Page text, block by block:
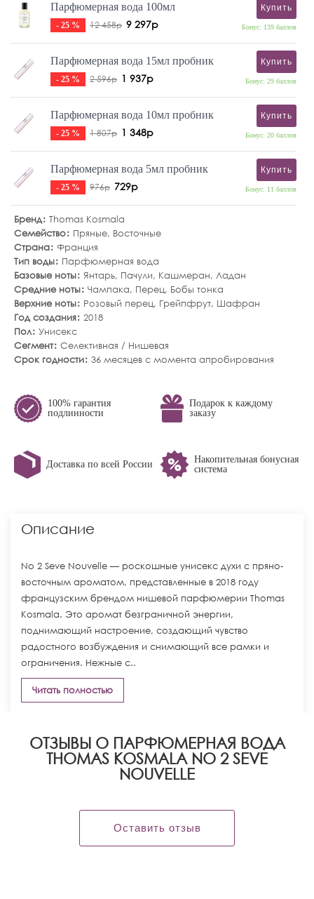
Парфюмерная вода 100мл
- 25 % 12 458р 9 297р
Купить
Бонус: 139 баллов
Парфюмерная вода 15мл пробник
- 25 % 2 596р 1 937р
Купить
Бонус: 29 баллов
Парфюмерная вода 10мл пробник
- 25 % 1 807р 1 348р
Купить
Бонус: 20 баллов
Парфюмерная вода 5мл пробник
- 25 % 976р 729р
Купить
Бонус: 11 баллов
Бренд Thomas Kosmala
Семейство
Пряные, Восточные
Страна Франция
Тип воды
Парфюмерная вода
Базовые ноты Янтарь, Пачули, Кашмеран, Ладан
Средние ноты Чампака, Перец, Бобы тонка
Верхние ноты
Розовый перец, Грейпфрут, Шафран
Год создания 2018
Пол Унисекс
Сегмент Селективная / Нишевая
Срок годности 36 месяцев с момента апробирования
100% гарантия
подлинности
Подарок к каждому
заказу
Доставка по всей России
Накопительная бонусная
система
Описание
No 2 Seve Nouvelle — роскошные унисекс духи с пряно-
восточным ароматом, представленные в 2018 году
французским брендом нишевой парфюмерии Thomas
Kosmala. Это аромат безграничной энергии,
поднимающий настроение, создающий чувство
радостного возбуждения и снимающий все рамки и
ограничения. Нежные с..
Читать полностью
ОТЗЫВЫ О ПАРФЮМЕРНАЯ ВОДА
THOMAS KOSMALA NO 2 SEVE
NOUVELLE
Оставить отзыв